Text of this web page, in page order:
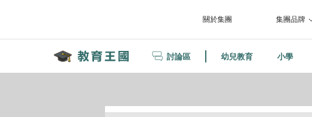
關於集團 集團品牌
討論區 幼兒教育 小學